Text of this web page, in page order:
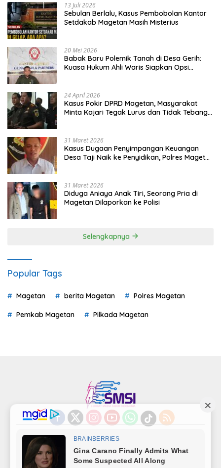
13 Juli 2026
Sebulan Berlalu, Kasus Pembobolan Kantor
Setdakab Magetan Masih Misterius
20 Mei 2026
Babak Baru Polemik Tanah di Desa Gerih:
Kuasa Hukum Ahli Waris Siapkan Opsi
24 April 2026
Kasus Pokir DPRD Magetan, Masyarakat
Minta Kajari Tegak Lurus dan Tidak Tebang
31 Maret 2026
Kasus Dugaan Penyimpangan Keuangan
Desa Taji Naik ke Penyidikan, Polres Magetan
31 Maret 2026
Diduga Aniaya Anak Tiri, Seorang Pria di
Magetan Dilaporkan ke Polisi
Selengkapnya
Popular Tags
Magetan berita Magetan Polres Magetan
Pemkab Magetan Pilkada Magetan
Indeks Kode Etik Privacy Policy
Redaksi
Disclaimer
Pedoman Media Siber